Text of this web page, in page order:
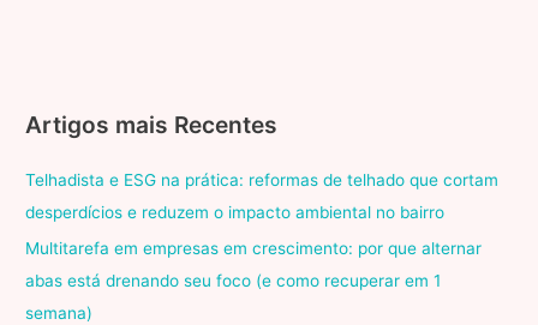
Artigos mais Recentes
Telhadista e ESG na prática: reformas de telhado que cortam
desperdícios e reduzem o impacto ambiental no bairro
Multitarefa em empresas em crescimento: por que alternar
abas está drenando seu foco (e como recuperar em 1
semana)